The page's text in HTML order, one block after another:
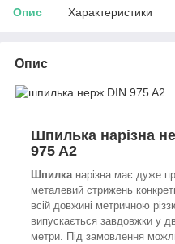
Опис Характеристики
Опис
Шпилька нарізна
975 A2
Ш пилка нарізна має дуже
металевий стрижень
всій довжині метричною
випускається завдовжки у
метри. Під замовлення